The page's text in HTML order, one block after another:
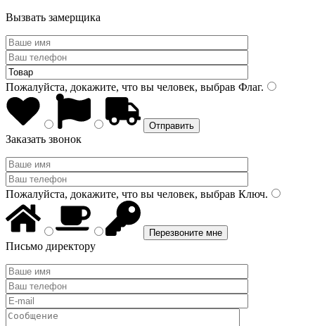
Вызвать замерщика
Пожалуйста, докажите, что вы человек, выбрав Флаг.
Заказать звонок
Пожалуйста, докажите, что вы человек, выбрав Ключ.
Письмо директору